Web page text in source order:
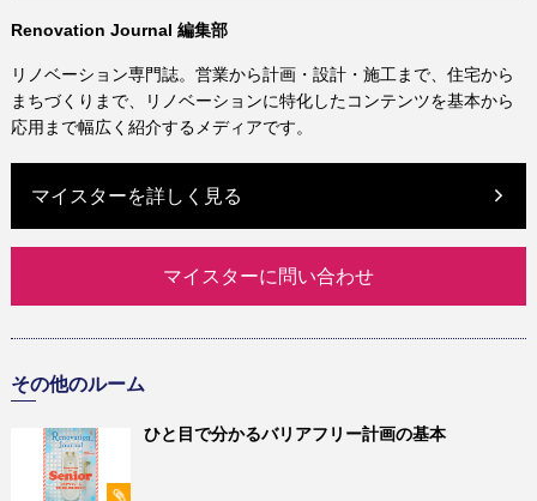
Renovation Journal 編集部
リノベーション専門誌。営業から計画・設計・施工まで、住宅から
まちづくりまで、リノベーションに特化したコンテンツを基本から
応用まで幅広く紹介するメディアです。
マイスターを詳しく見る
マイスターに問い合わせ
その他のルーム
ひと目で分かるバリアフリー計画の基本